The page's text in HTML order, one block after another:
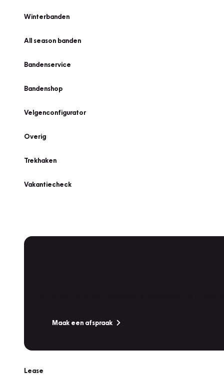
Winterbanden
All season banden
Bandenservice
Bandenshop
Velgenconfigurator
Overig
Trekhaken
Vakantiecheck
Maak een afspraak
Lease